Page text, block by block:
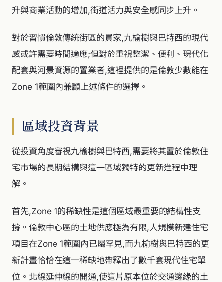
升與商業活動的增加,街道活力與安全感同步上升。
對於習慣倫敦傳統街區的買家,九榆樹與巴特西的現代
感或許需要時間適應;但對於重視整潔、便利、現代化
配套與河景資源的置業者,這裡提供的是倫敦少數能在
Zone 1範圍內兼顧上述條件的選擇。
區域投資背景
從投資角度審視九榆樹與巴特西,需要將其置於倫敦住
宅市場的長期結構與這一區域獨特的更新進程中理
解。
首先,Zone 1的稀缺性是這個區域最重要的結構性支
撐。倫敦中心區的土地供應極為有限,大規模新建住宅
項目在Zone 1範圍內已屬罕見,而九榆樹與巴特西的更
新計畫恰恰在這一稀缺地帶釋出了數千套現代住宅單
位。北線延伸線的開通,使這片原本位於交通邊緣的土